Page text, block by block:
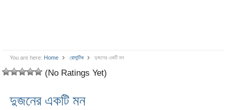
You are here: Home রোমান্টিক দুজনের একটি মন
(No Ratings Yet)
দুজনের একটি মন